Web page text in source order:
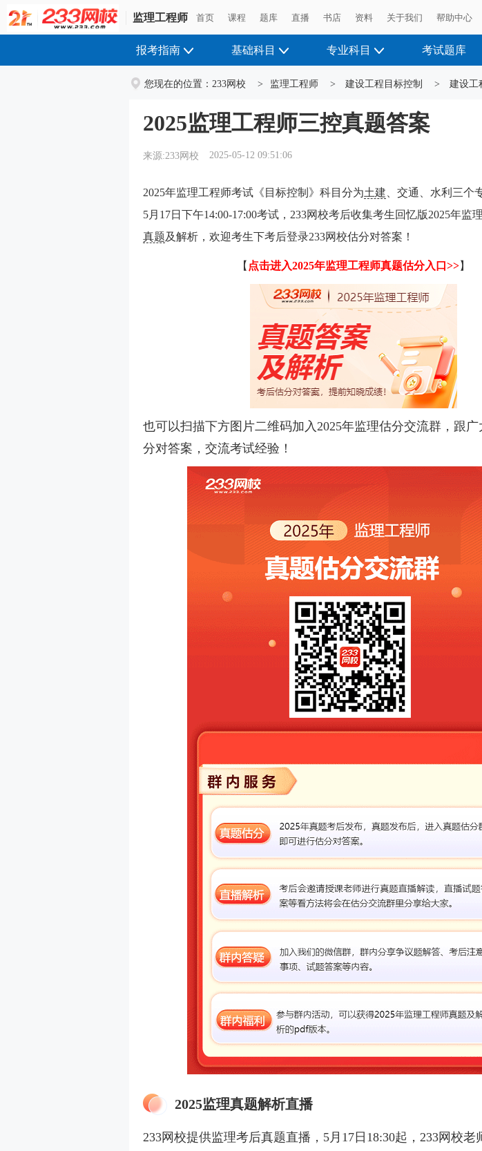
监理工程师 首页 课程 题库 直播 书店 资料 关于我们 帮助中心
报考指南 基础科目 专业科目 考试题库
您现在的位置： 233网校 > 监理工程师 > 建设工程目标控制 > 建设工
2025监理工程师三控真题答案
来源:233网校 2025-05-12 09:51:06
2025年监理工程师考试《目标控制》科目分为土建 、交通、水利三个
5月17日下午14:00-17:00考试，233网校考后收集考生回忆版2025年监
真题及解析，欢迎考生下考后登录233网校估分对答案！
【 点击进入2025年监理工程师真题估分入口>>】
也可以扫描下方图片二维码加入2025年监理估分交流群，跟
分对答案，交流考试经验！
2025监理真题解析直播
233网校提供监理考后真题直播，5月17日18:30起，233网校老